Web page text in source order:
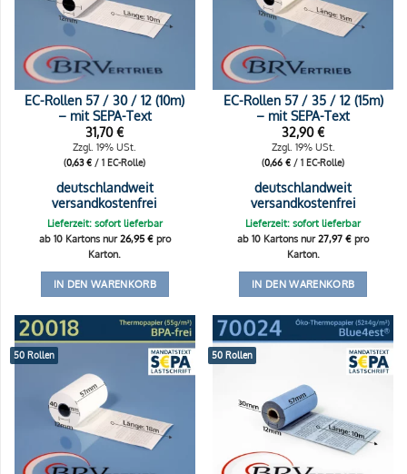
EC-Rollen 57 / 30 / 12 (10m)
– mit SEPA-Text
31,70€
Zzgl. 19% USt.
(0,63€ / 1 EC-Rolle)
deutschlandweit
versandkostenfrei
Lieferzeit: sofort lieferbar
ab 10 Kartons nur26,95 €pro
Karton.
IN DEN WARENKORB
EC-Rollen 57 / 35 / 12 (15m)
– mit SEPA-Text
32,90€
Zzgl. 19% USt.
(0,66€ / 1 EC-Rolle)
deutschlandweit
versandkostenfrei
Lieferzeit: sofort lieferbar
ab 10 Kartons nur27,97€ pro
Karton.
IN DEN WARENKORB
50 Rollen 50 Rollen